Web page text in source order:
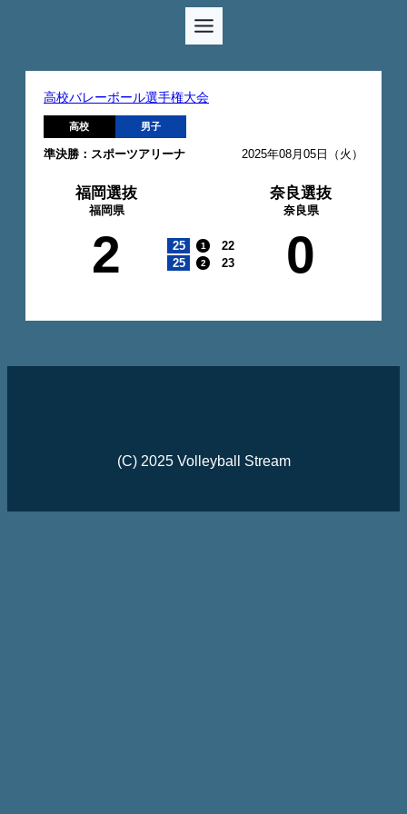
高校バレーボール選手権大会
高校 男子
準決勝：スポーツアリーナ 2025年08月05日（火）
福岡選抜
福岡県
奈良選抜
奈良県
2 25 1
22
25
2 23 0
(C) 2025 Volleyball Stream